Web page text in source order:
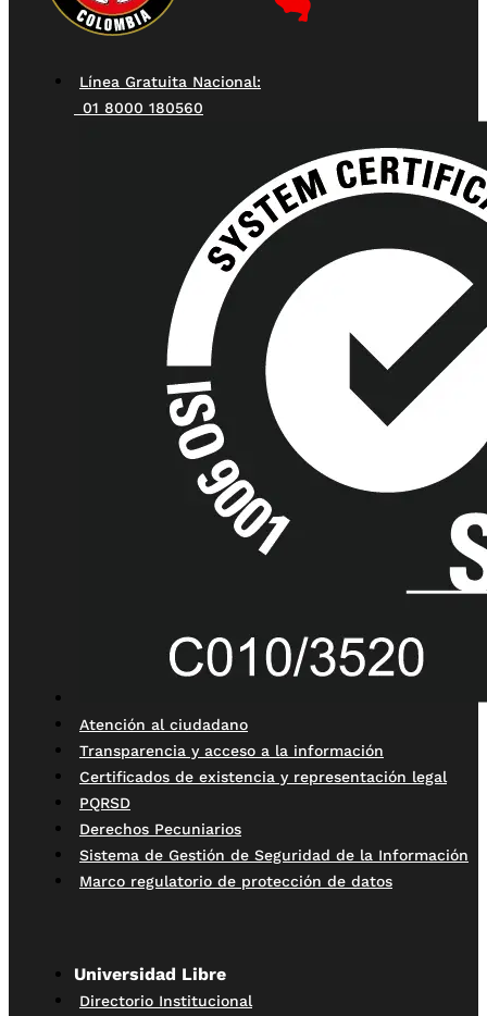
Línea Gratuita Nacional:
01 8000 180560
Atención al ciudadano
Transparencia y acceso a la información
Certificados de existencia y representación legal
PQRSD
Derechos Pecuniarios
Sistema de Gestión de Seguridad de la Información
Marco regulatorio de protección de datos
Universidad Libre
Directorio Institucional